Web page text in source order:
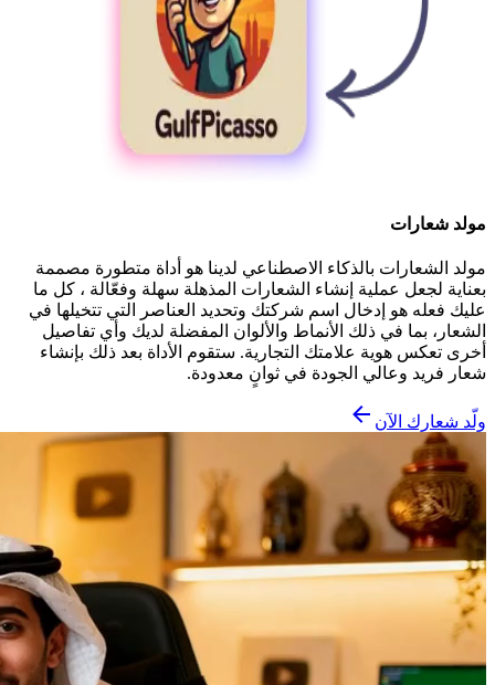
مولد شعارات
مولد الشعارات بالذكاء الاصطناعي لدينا هو أداة متطورة مصممة
بعناية لجعل عملية إنشاء الشعارات المذهلة سهلة وفعّالة ، كل ما
عليك فعله هو إدخال اسم شركتك وتحديد العناصر التي تتخيلها في
الشعار، بما في ذلك الأنماط والألوان المفضلة لديك وأي تفاصيل
أخرى تعكس هوية علامتك التجارية. ستقوم الأداة بعد ذلك بإنشاء
شعار فريد وعالي الجودة في ثوانٍ معدودة.
ولّد شعارك الآن